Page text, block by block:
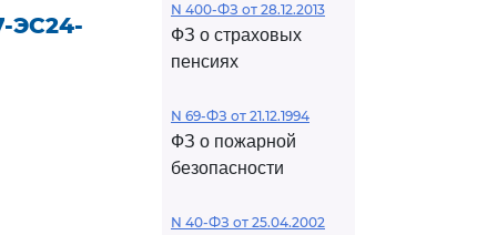
ЭС24-
N 400-ФЗ от 28.12.2013
ФЗ о страховых
пенсиях
N 69-ФЗ от 21.12.1994
ФЗ о пожарной
безопасности
N 40-ФЗ от 25.04.2002